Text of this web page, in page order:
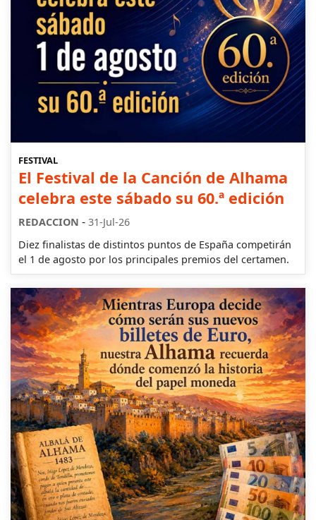
FESTIVAL
El Festival de la Canción de Alhama
celebra este sábado su 60.ª edición
REDACCION - 31-Jul-26
Diez finalistas de distintos puntos de España competirán
el 1 de agosto por los principales premios del certamen.